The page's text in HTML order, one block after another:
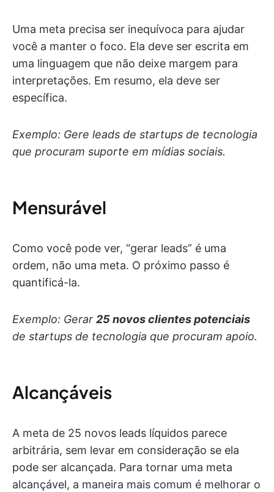
Uma meta precisa ser inequívoca para ajudar
você a manter o foco. Ela deve ser escrita em
uma linguagem que não deixe margem para
interpretações. Em resumo, ela deve ser
específica.
Exemplo: Gere leads de startups de tecnologia
que procuram suporte em mídias sociais.
Mensurável
Como você pode ver, “gerar leads” é uma
ordem, não uma meta. O próximo passo é
quantificá-la.
Exemplo: Gerar 25 novos clientes potenciais
de startups de tecnologia que procuram apoio.
Alcançáveis
A meta de 25 novos leads líquidos parece
arbitrária, sem levar em consideração se ela
pode ser alcançada. Para tornar uma meta
alcançável, a maneira mais comum é melhorar o